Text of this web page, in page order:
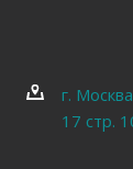
г.
17 стр.